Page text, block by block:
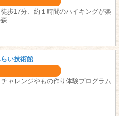
歩17分、約１時間のハイキングが楽
い技術館
チャレンジやもの作り体験プログラム